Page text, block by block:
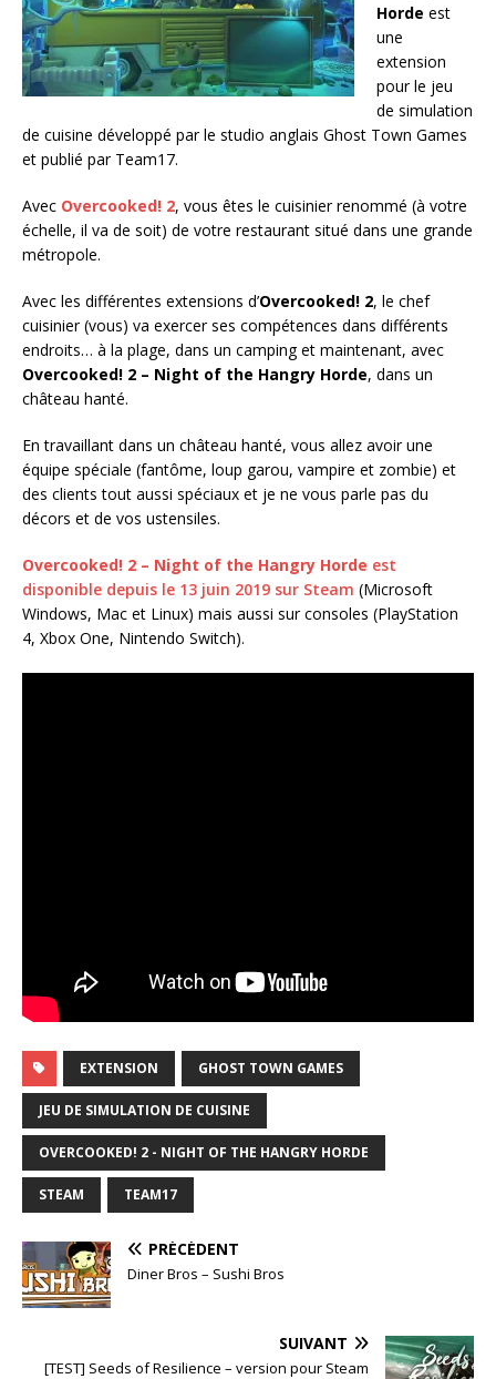
Horde est
une
extension
pour le jeu
de simulation
de cuisine développé par le studio anglais Ghost Town Games
et publié par Team17.
Avec Overcooked! 2, vous êtes le cuisinier renommé (à votre
échelle, il va de soit) de votre restaurant situé dans une grande
métropole.
Avec les différentes extensions d’Overcooked! 2, le chef
cuisinier (vous) va exercer ses compétences dans différents
endroits… à la plage, dans un camping et maintenant, avec
Overcooked! 2 – Night of the Hangry Horde, dans un
château hanté.
En travaillant dans un château hanté, vous allez avoir une
équipe spéciale (fantôme, loup garou, vampire et zombie) et
des clients tout aussi spéciaux et je ne vous parle pas du
décors et de vos ustensiles.
Overcooked! 2 – Night of the Hangry Horde est
disponible depuis le 13 juin 2019 sur Steam (Microsoft
Windows, Mac et Linux) mais aussi sur consoles (PlayStation
4, Xbox One, Nintendo Switch).
EXTENSION GHOST TOWN GAMES
JEU DE SIMULATION DE CUISINE
OVERCOOKED! 2 - NIGHT OF THE HANGRY HORDE
STEAM TEAM17
PRÉCÉDENT
Diner Bros – Sushi Bros
SUIVANT
[TEST] Seeds of Resilience – version pour Steam